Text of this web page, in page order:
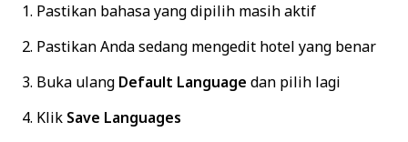
Pastikan bahasa yang dipilih masih aktif
Pastikan Anda sedang mengedit hotel yang benar
Buka ulang Default Language dan pilih lagi
Klik Save Languages